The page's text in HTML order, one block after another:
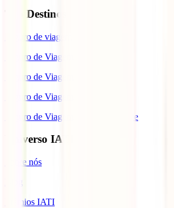
Top Destinos
Seguro de viagem para o Japão
Seguro de Viagem para os EUA
Seguro de Viagem para o Brasil
Seguro de Viagem para Tailândia
Seguro de Viagem para Cabo Verde
Universo IATI
Sobre nós
Prémios IATI